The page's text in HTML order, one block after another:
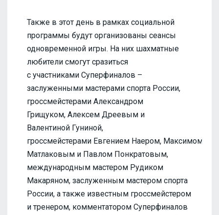
Также в этот день в рамках социальной
программы будут организованы сеансы
одновременной игры. На них шахматные
любители смогут сразиться
с участниками Суперфиналов –
заслуженными мастерами спорта России,
гроссмейстерами Александром
Грищуком, Алексем Дреевым и
Валентиной Гуниной,
гроссмейстерами Евгением Наером, Максимом
Матлаковым и Павлом Понкратовым,
международным мастером Рудиком
Макаряном, заслуженным мастером спорта
России, а также известным гроссмейстером
и тренером, комментатором Суперфиналов